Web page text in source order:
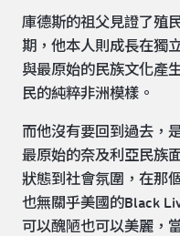
庫德斯的祖父見證了殖
期，他本人則成長在獨
與最原始的民族文化產
民的純粹非洲模樣。
而他沒有要回到過去，
最原始的奈及利亞民族
狀態到社會氛圍，在那
也無關乎美國的Black
可以醜陋也可以美麗，